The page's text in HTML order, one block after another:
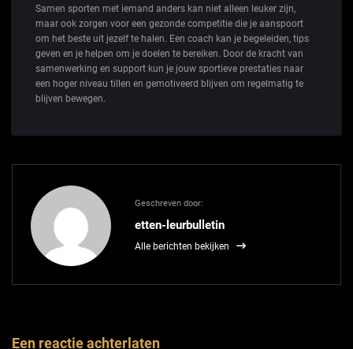
Samen sporten met iemand anders kan niet alleen leuker zijn,
maar ook zorgen voor een gezonde competitie die je aanspoort
om het beste uit jezelf te halen. Een coach kan je begeleiden, tips
geven en je helpen om je doelen te bereiken. Door de kracht van
samenwerking en support kun je jouw sportieve prestaties naar
een hoger niveau tillen en gemotiveerd blijven om regelmatig te
blijven bewegen.
Geschreven door:
etten-leurbulletin
Alle berichten bekijken
Een reactie achterlaten